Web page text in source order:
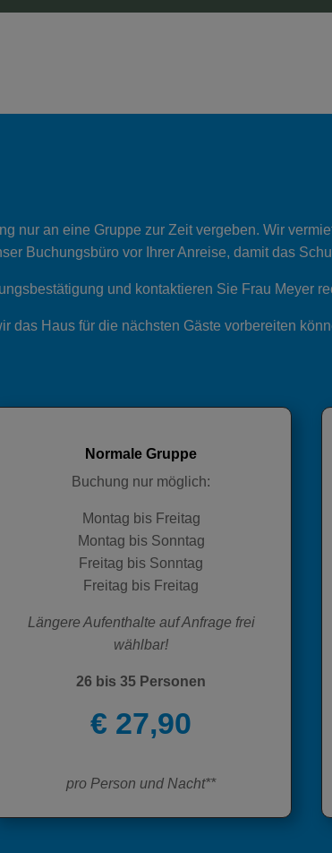
nur an eine Gruppe zur Zeit vergeben. Wir
Buchungsbüro vor Ihrer Anreise, damit das
und kontaktieren Sie Frau Meyer
das Haus für die nächsten Gäste vorbereiten
Normale Gruppe
Buchung nur möglich:
Montag bis Freitag
Montag bis Sonntag
Freitag bis Sonntag
Freitag bis Freitag
Längere Aufenthalte auf Anfrage frei
wählbar!
26 bis 35 Personen
€ 27,90
pro Person und Nacht**